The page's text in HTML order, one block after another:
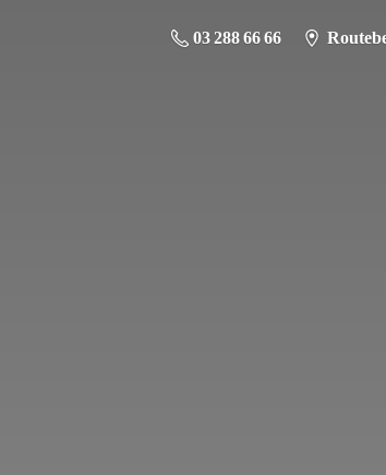
03 288 66 66